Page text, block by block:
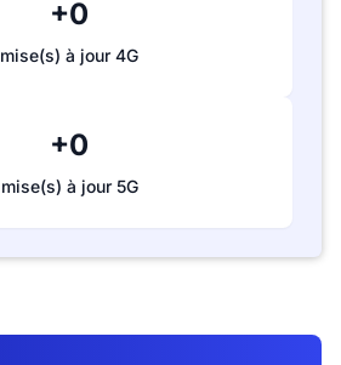
+0
mise(s) à jour 4G
+0
mise(s) à jour 5G